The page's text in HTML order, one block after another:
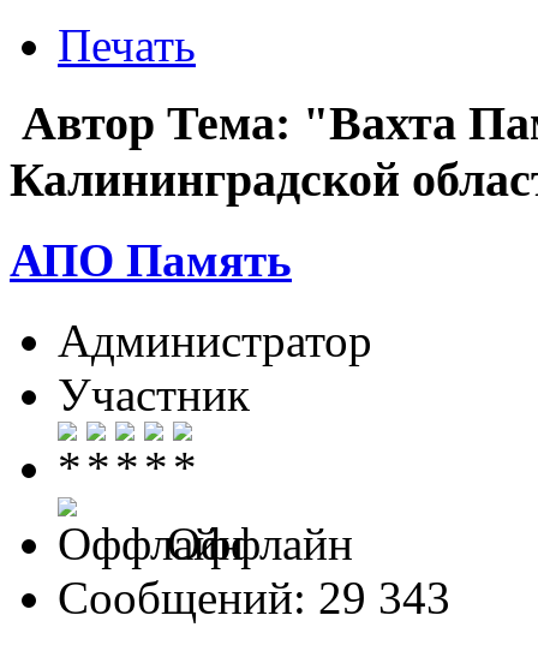
Печать
Автор Тема: "Вахта
Калининградской
АПО Память
Администратор
Участник
Оффлайн
Сообщений: 29 343